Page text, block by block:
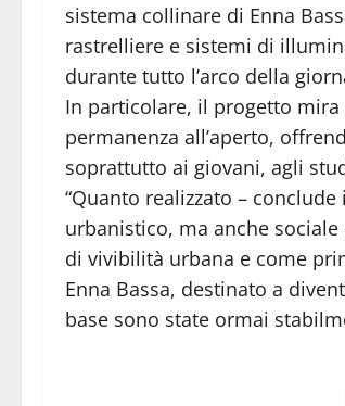
sistema collinare di Enna
rastrelliere e sistemi di
durante tutto l’arco della
In particolare, il progetto mira
permanenza all’aperto,
soprattutto ai giovani, agli
“Quanto realizzato –
urbanistico, ma anche
di vivibilità urbana e come
Enna Bassa, destinato a
base sono state ormai